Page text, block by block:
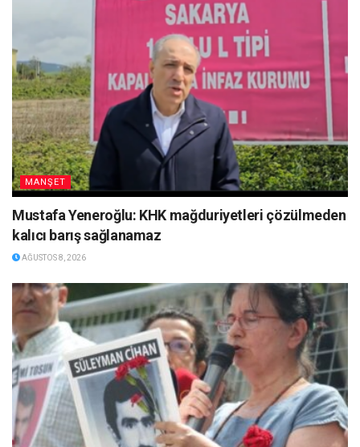
MANŞET
Mustafa Yeneroğlu: KHK mağduriyetleri çözülmeden
kalıcı barış sağlanamaz
AĞUSTOS 8, 2026